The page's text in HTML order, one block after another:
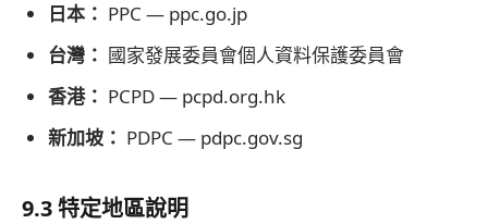
日本： PPC — ppc.go.jp
台灣： 國家發展委員會個人資料保護委員會
香港： PCPD — pcpd.org.hk
新加坡： PDPC — pdpc.gov.sg
9.3 特定地區說明